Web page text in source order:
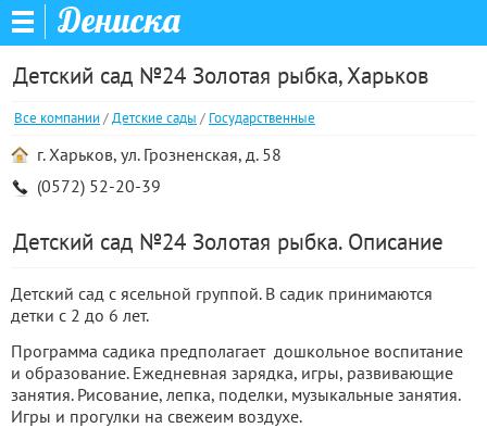
Дениска
Детский сад №24 Золотая рыбка, Харьков
Все компании/Детские сады / Государственные
г. Харьков, ул. Грозненская, д. 58
(0572) 52-20-39
Детский сад №24 Золотая рыбка. Описание
Детский сад с ясельной группой. В садик принимаются
детки с 2 до 6 лет.
Программа садика предполагает дошкольное воспитание
и образование. Ежедневная зарядка, игры, развивающие
занятия. Рисование, лепка, поделки, музыкальные занятия.
Игры и прогулки на свежеим воздухе.